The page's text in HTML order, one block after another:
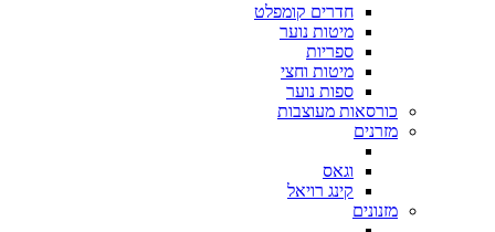
חדרים קומפלט
מיטות נוער
ספריות
מיטות וחצי
ספות נוער
כורסאות מעוצבות
מזרנים
וגאס
קינג רויאל
מזנונים